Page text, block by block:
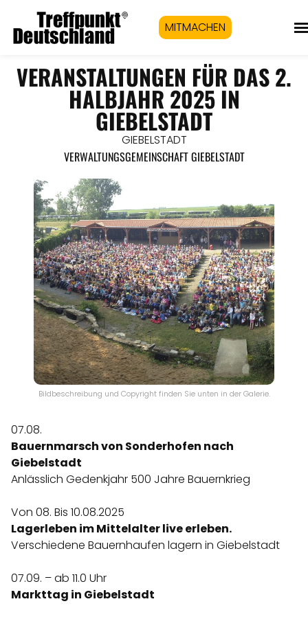
MITMACHEN
VERANSTALTUNGEN FÜR DAS 2.
HALBJAHR 2025 IN
GIEBELSTADT
GIEBELSTADT
VERWALTUNGSGEMEINSCHAFT GIEBELSTADT
Bildbeschreibung und Copyright finden Sie unten in der Galerie.
07.08.
Bauernmarsch von Sonderhofen nach
Giebelstadt
Anlässlich Gedenkjahr 500 Jahre Bauernkrieg
Von 08. Bis 10.08.2025
Lagerleben im Mittelalter live erleben.
Verschiedene Bauernhaufen lagern in Giebelstadt
07.09. – ab 11.0 Uhr
Markttag in Giebelstadt